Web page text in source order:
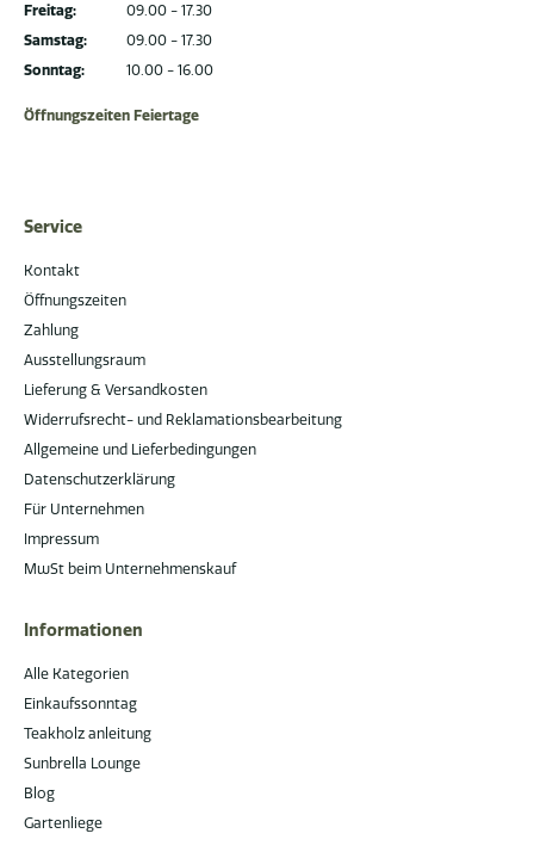
Freitag:
Samstag:
Sonntag:
09.00 - 17.30
09.00 - 17.30
10.00 - 16.00
Öffnungszeiten Feiertage
Service
Kontakt
Öffnungszeiten
Zahlung
Ausstellungsraum
Lieferung & Versandkosten
Widerrufsrecht- und Reklamationsbearbeitung
Allgemeine und Lieferbedingungen
Datenschutzerklärung
Für Unternehmen
Impressum
MwSt beim Unternehmenskauf
Informationen
Alle Kategorien
Einkaufssonntag
Teakholz anleitung
Sunbrella Lounge
Blog
Gartenliege